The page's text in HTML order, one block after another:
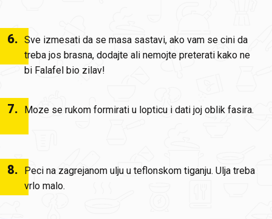
6. Sve izmesati da se masa sastavi, ako vam se cini da
treba jos brasna, dodajte ali nemojte preterati kako ne
bi Falafel bio zilav!
7. Moze se rukom formirati u lopticu i dati joj oblik fasira.
8.
Peci na zagrejanom ulju u teflonskom tiganju. Ulja treba
vrlo malo.